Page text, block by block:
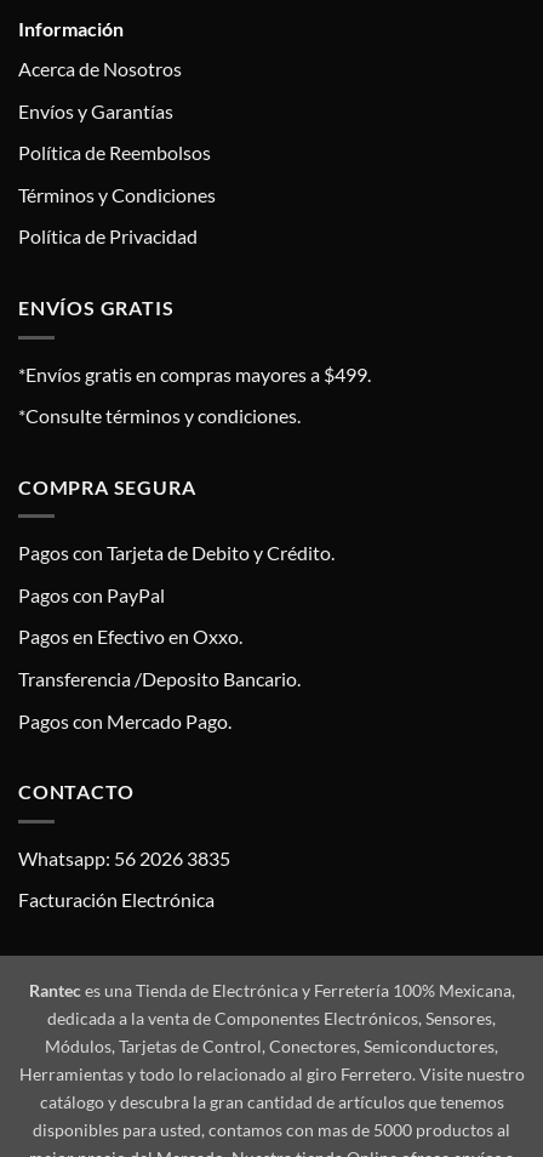
Información
Acerca de Nosotros
Envíos y Garantías
Política de Reembolsos
Términos y Condiciones
Política de Privacidad
ENVÍOS GRATIS
*Envíos gratis en compras mayores a $499.
*Consulte términos y condiciones.
COMPRA SEGURA
Pagos con Tarjeta de Debito y Crédito.
Pagos con PayPal
Pagos en Efectivo en Oxxo.
Transferencia /Deposito Bancario.
Pagos con Mercado Pago.
CONTACTO
Whatsapp: 56 2026 3835
Facturación Electrónica
Ranteces una Tienda de Electrónica y Ferretería 100% Mexicana,
dedicada a la venta de Componentes Electrónicos, Sensores,
Módulos, Tarjetas de Control, Conectores, Semiconductores,
Herramientas y todo lo relacionado al giro Ferretero. Visite nuestro
catálogo y descubra la gran cantidad de artículos que tenemos
disponibles para usted, contamos con mas de 5000 productos al